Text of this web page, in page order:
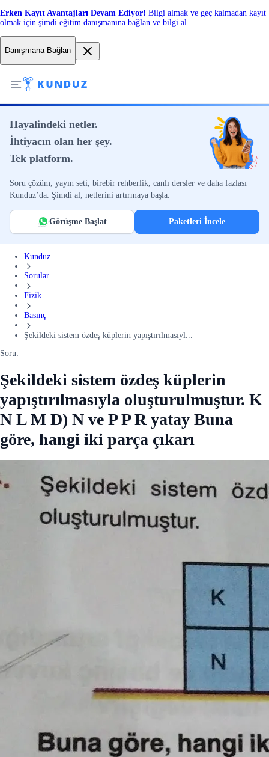
Erken Kayıt Avantajları Devam Ediyor! Bilgi almak ve geç kalmadan kayıt
olmak için şimdi eğitim danışmanına bağlan ve bilgi al.
Danışmana Bağlan
Hayalindeki netler.
İhtiyacın olan her şey.
Tek platform.
Soru çözüm, yayın seti, birebir rehberlik, canlı dersler ve daha fazlası
Kunduz’da. Şimdi al, netlerini artırmaya başla.
Görüşme Başlat Paketleri İncele
Kunduz
Sorular
Fizik
Basınç
Şekildeki sistem özdeş küplerin yapıştırılmasıyl...
Soru:
Şekildeki sistem özdeş küplerin
yapıştırılmasıyla oluşturulmuştur. K
N L M D) N ve P P R yatay Buna
göre, hangi iki parça çıkarı